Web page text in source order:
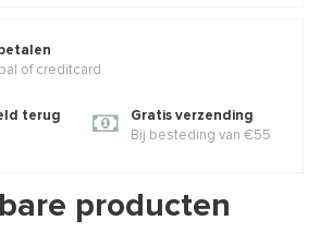
of creditcard
terug
Gratis verzending
Bij besteding van €55
producten